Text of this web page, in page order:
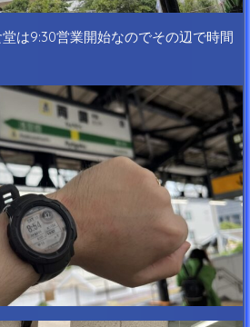
は9:30営業開始なのでその辺で時間